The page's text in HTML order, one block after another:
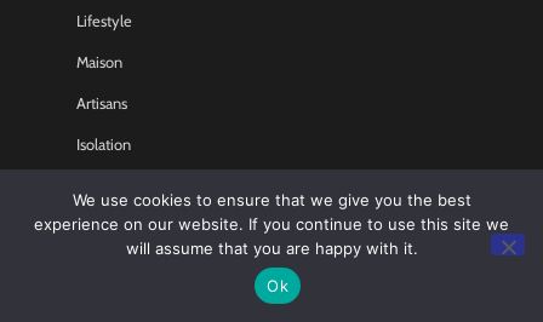
Lifestyle
Maison
Artisans
Isolation
Non classé
We use cookies to ensure that we give you the best
experience on our website. If you continue to use this site we
will assume that you are happy with it.
Ok